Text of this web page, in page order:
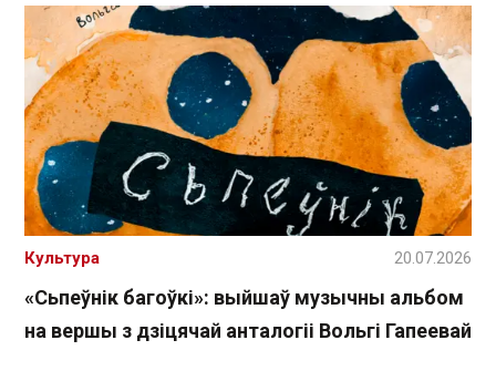
«Сьпеўнік багоўкі»: выйшаў музычны альбом
на вершы з дзіцячай анталогіі Вольгі Гапеевай
Культура 20.07.2026